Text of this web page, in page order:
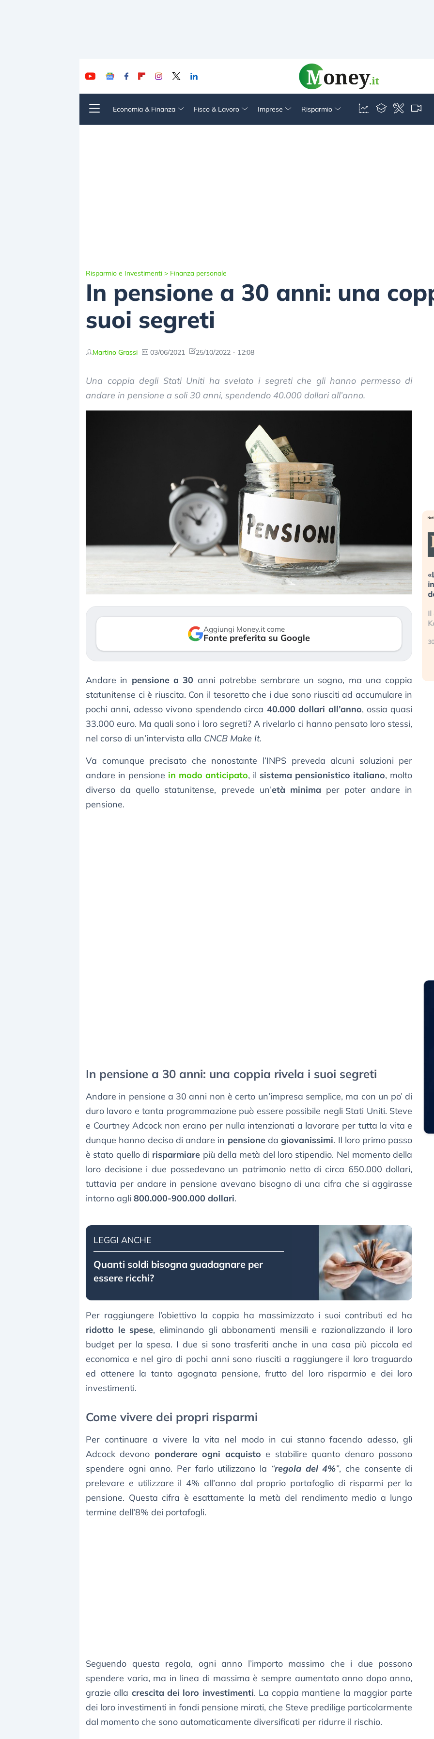
Economia & Finanza Fisco & Lavoro Imprese Risparmio
Risparmio e Investimenti > Finanza personale
In pensione a 30 anni: una
suoi segreti
Martino Grassi 03/06/2021 25/10/2022 - 12:08
Una coppia degli Stati Uniti ha svelato i segreti che gli hanno permesso di
andare in pensione a soli 30 anni, spendendo 40.000 dollari all’anno.
Aggiungi Money.it come
Fonte preferita su Google
Andare in pensione a 30 anni potrebbe sembrare un sogno, ma una coppia
statunitense ci è riuscita. Con il tesoretto che i due sono riusciti ad accumulare in
pochi anni, adesso vivono spendendo circa 40.000 dollari all’anno, ossia quasi
33.000 euro. Ma quali sono i loro segreti? A rivelarlo ci hanno pensato loro stessi,
nel corso di un’intervista alla CNCB Make It.
Va comunque precisato che nonostante l’INPS preveda alcuni soluzioni per
andare in pensione in modo anticipato, il sistema pensionistico italiano, molto
diverso da quello statunitense, prevede un’età minima per poter andare in
pensione.
In pensione a 30 anni: una coppia rivela i suoi segreti
Andare in pensione a 30 anni non è certo un’impresa semplice, ma con un po’ di
duro lavoro e tanta programmazione può essere possibile negli Stati Uniti. Steve
e Courtney Adcock non erano per nulla intenzionati a lavorare per tutta la vita e
dunque hanno deciso di andare in pensionedagiovanissimi. Il loro primo passo
è stato quello di risparmiare più della metà del loro stipendio. Nel momento della
loro decisione i due possedevano un patrimonio netto di circa 650.000 dollari,
tuttavia per andare in pensione avevano bisogno di una cifra che si aggirasse
intorno agli 800.000-900.000 dollari.
LEGGI ANCHE
Quanti soldi bisogna guadagnare per
essere ricchi?
Per raggiungere l’obiettivo la coppia ha massimizzato i suoi contributi ed ha
ridotto le spese, eliminando gli abbonamenti mensili e razionalizzando il loro
budget per la spesa. I due si sono trasferiti anche in una casa più piccola ed
economica e nel giro di pochi anni sono riusciti a raggiungere il loro traguardo
ed ottenere la tanto agognata pensione, frutto del loro risparmio e dei loro
investimenti.
Come vivere dei propri risparmi
Per continuare a vivere la vita nel modo in cui stanno facendo adesso, gli
Adcock devono ponderare ogni acquisto e stabilire quanto denaro possono
spendere ogni anno. Per farlo utilizzano la “regola del 4%”, che consente di
prelevare e utilizzare il 4% all’anno dal proprio portafoglio di risparmi per la
pensione. Questa cifra è esattamente la metà del rendimento medio a lungo
termine dell’8% dei portafogli.
Seguendo questa regola, ogni anno l’importo massimo che i due possono
spendere varia, ma in linea di massima è sempre aumentato anno dopo anno,
grazie alla crescita dei loro investimenti. La coppia mantiene la maggior parte
dei loro investimenti in fondi pensione mirati, che Steve predilige particolarmente
dal momento che sono automaticamente diversificati per ridurre il rischio.
Dalle valutazioni estreme alla
correzione. Cosa sta guidando il
repricing degli asset?
3 agosto 2026
«La mia vita è rovinata». Investitori
in preda al panico dopo lo scoppio
della bolla AI
Kospi, mentre gli investitori retail (…)
30 luglio 2026